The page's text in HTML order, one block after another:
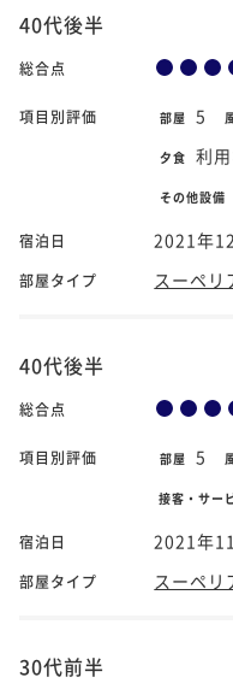
40代後半
総合点
項目別評価 部屋 5
夕食 利
その他設備
宿泊日 2021年
部屋タイプ スーペ
40代後半
総合点
項目別評価 部屋 5
接客・サー
宿泊日 2021年
部屋タイプ スーペ
30代前半